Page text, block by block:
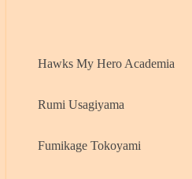
Hawks My Hero Academia
Rumi Usagiyama
Fumikage Tokoyami